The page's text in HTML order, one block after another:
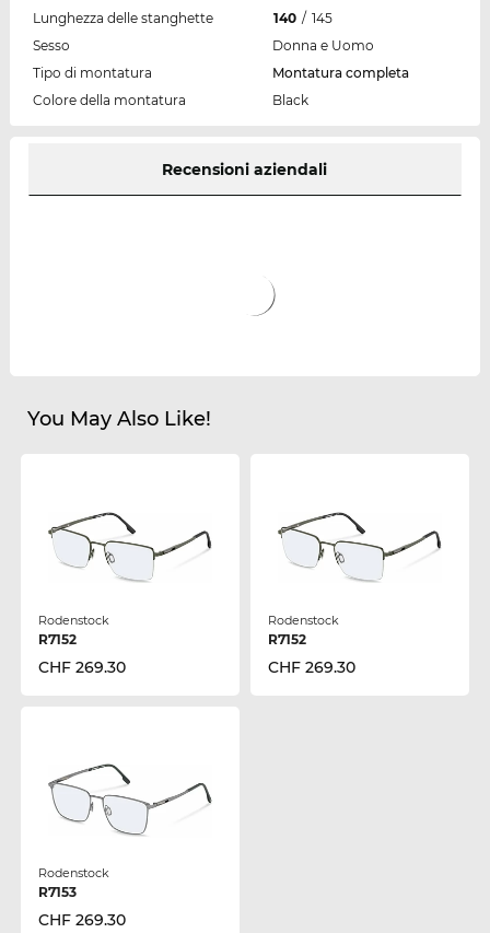
Lunghezza delle stanghette
140 / 145
Sesso
Donna e Uomo
Tipo di montatura
Montatura completa
Colore della montatura
Black
Recensioni aziendali
You May Also Like!
Rodenstock
R7152
CHF 269.30
Rodenstock
R7152
CHF 269.30
Rodenstock
R7153
CHF 269.30